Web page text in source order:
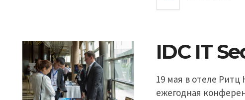
IDC IT
19 мая в отеле Ритц
ежегодная